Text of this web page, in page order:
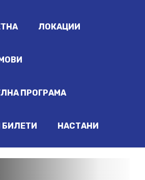
ЛОКАЦИИ
ПРОГРАМА
БИЛЕТИ НАСТАНИ